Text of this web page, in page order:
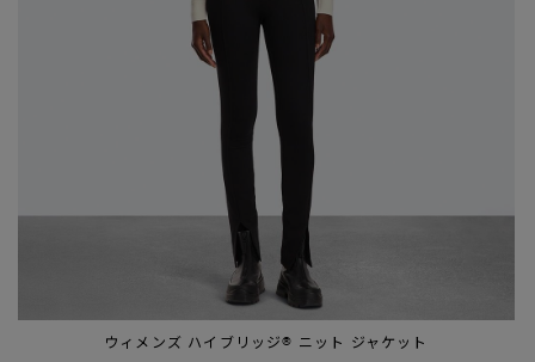
ウィメンズ ハイブリッジ® ニット ジャケット